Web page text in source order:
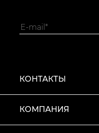
КОНТАКТЫ
КОМПАНИЯ